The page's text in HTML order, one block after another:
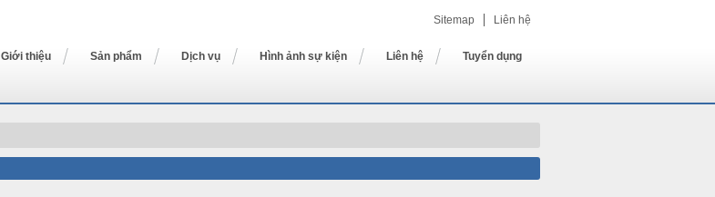
Sitemap Liên hệ
Giới thiệu Sản phẩm Dịch vụ Hình ảnh sự kiện Liên hệ Tuyển dụng